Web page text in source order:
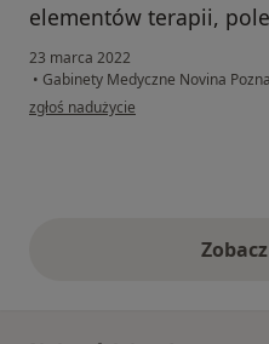
elementów terapii,
23 marca 2022
• Gabinety Medyczne Novina
w opinii użytkownika MN
zgłoś nadużycie